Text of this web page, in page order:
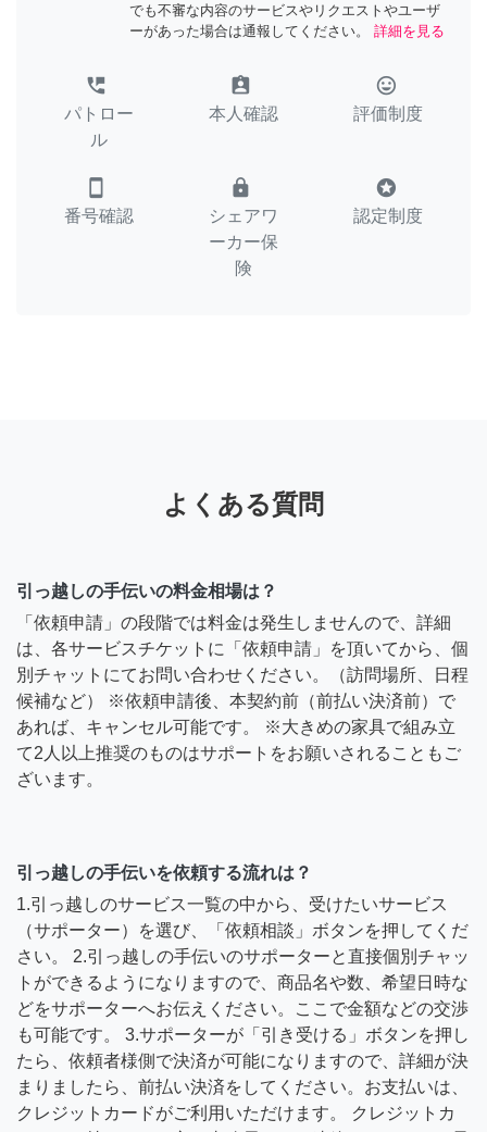
でも不審な内容のサービスやリクエストやユーザ
ーがあった場合は通報してください。
詳細を見る
perm_phone_msg
パトロー
ル
assignment_ind
本人確認
tag_faces
評価制度
smartphone
番号確認
lock
シェアワ
ーカー保
険
stars
認定制度
よくある質問
引っ越しの手伝いの料金相場は？
「依頼申請」の段階では料金は発生しませんので、詳細
は、各サービスチケットに「依頼申請」を頂いてから、個
別チャットにてお問い合わせください。（訪問場所、日程
候補など） ※依頼申請後、本契約前（前払い決済前）で
あれば、キャンセル可能です。 ※大きめの家具で組み立
て2人以上推奨のものはサポートをお願いされることもご
ざいます。
引っ越しの手伝いを依頼する流れは？
1.引っ越しのサービス一覧の中から、受けたいサービス
（サポーター）を選び、「依頼相談」ボタンを押してくだ
さい。 2.引っ越しの手伝いのサポーターと直接個別チャッ
トができるようになりますので、商品名や数、希望日時な
どをサポーターへお伝えください。ここで金額などの交渉
も可能です。 3.サポーターが「引き受ける」ボタンを押し
たら、依頼者様側で決済が可能になりますので、詳細が決
まりましたら、前払い決済をしてください。お支払いは、
クレジットカードがご利用いただけます。 クレジットカ